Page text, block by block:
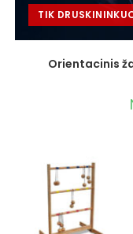
TIK
Orientacinis